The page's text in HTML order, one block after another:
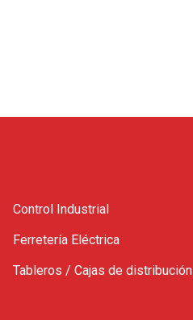
Control Industrial
Ferretería Eléctrica
Tableros / Cajas de distribución